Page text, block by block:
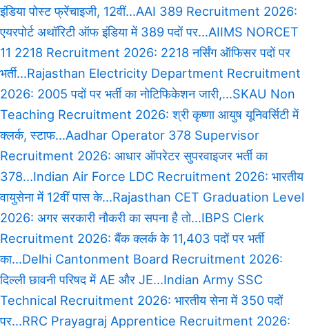
इंडिया पोस्ट फ्रेंचाइजी, 12वीं...AAI 389 Recruitment 2026:
एयरपोर्ट अथॉरिटी ऑफ इंडिया में 389 पदों पर...AIIMS NORCET
11 2218 Recruitment 2026: 2218 नर्सिंग ऑफिसर पदों पर
भर्ती...Rajasthan Electricity Department Recruitment
2026: 2005 पदों पर भर्ती का नोटिफिकेशन जारी,...SKAU Non
Teaching Recruitment 2026: श्री कृष्णा आयुष यूनिवर्सिटी में
क्लर्क, स्टाफ...Aadhar Operator 378 Supervisor
Recruitment 2026: आधार ऑपरेटर सुपरवाइजर भर्ती का
378...Indian Air Force LDC Recruitment 2026: भारतीय
वायुसेना में 12वीं पास के...Rajasthan CET Graduation Level
2026: अगर सरकारी नौकरी का सपना है तो...IBPS Clerk
Recruitment 2026: बैंक क्लर्क के 11,403 पदों पर भर्ती
का...Delhi Cantonment Board Recruitment 2026:
दिल्ली छावनी परिषद में AE और JE...Indian Army SSC
Technical Recruitment 2026: भारतीय सेना में 350 पदों
पर...RRC Prayagraj Apprentice Recruitment 2026: